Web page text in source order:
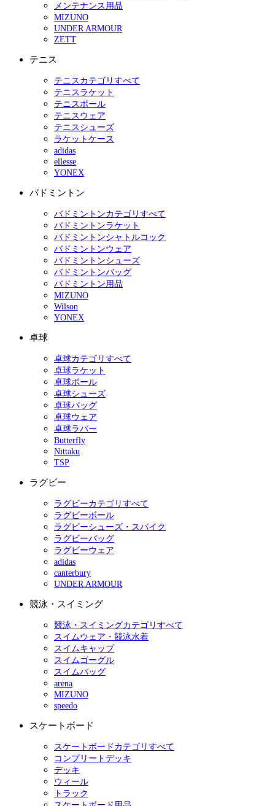
メンテナンス用品
MIZUNO
UNDER ARMOUR
ZETT
テニス
テニスカテゴリすべて
テニスラケット
テニスボール
テニスウェア
テニスシューズ
ラケットケース
adidas
ellesse
YONEX
バドミントン
バドミントンカテゴリすべて
バドミントンラケット
バドミントンシャトルコック
バドミントンウェア
バドミントンシューズ
バドミントンバッグ
バドミントン用品
MIZUNO
Wilson
YONEX
卓球
卓球カテゴリすべて
卓球ラケット
卓球ボール
卓球シューズ
卓球バッグ
卓球ウェア
卓球ラバー
Butterfly
Nittaku
TSP
ラグビー
ラグビーカテゴリすべて
ラグビーボール
ラグビーシューズ・スパイク
ラグビーバッグ
ラグビーウェア
adidas
canterbury
UNDER ARMOUR
競泳・スイミング
競泳・スイミングカテゴリすべて
スイムウェア・競泳水着
スイムキャップ
スイムゴーグル
スイムバッグ
arena
MIZUNO
speedo
スケートボード
スケートボードカテゴリすべて
コンプリートデッキ
デッキ
ウィール
トラック